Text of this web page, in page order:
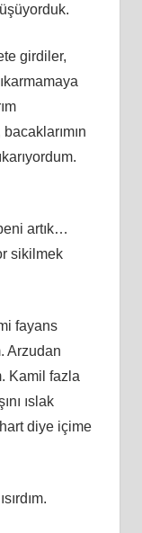
girdiler,
artık…
sikilmek
fayans
Arzudan
Kamil fazla
ıslak
diye içime